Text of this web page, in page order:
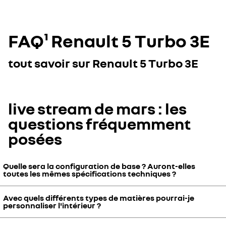
FAQ¹ Renault 5 Turbo 3E
tout savoir sur Renault 5 Turbo 3E
live stream de mars : les
questions fréquemment
posées
Quelle sera la configuration de base ? Auront-elles
toutes les mêmes spécifications techniques ?
Toutes les R5 turbo 3E auront les mêmes spécifications techniques.
Concernant la personnalisation, comme vous venez de le voir, la
version de base est la version blanc absolu.
Avec quels différents types de matières pourrai-je
personnaliser l'intérieur ?